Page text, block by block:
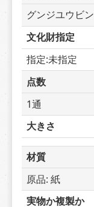
グンジユウビン
文化財指定
指定:未指定
点数
1通
大きさ
材質
原品: 紙
実物か複製か